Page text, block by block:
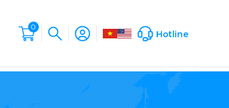
Liên hệ Hộp Sản Phẩm Company Profile
0
Hotline